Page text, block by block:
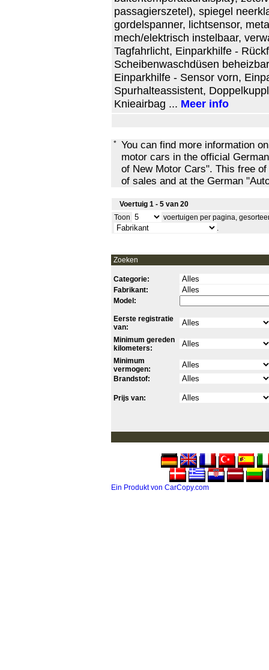
passagierszetel), spiegel
gordelspanner, lichtsensor,
mech/elektrisch instelbaar,
Tagfahrlicht, Einparkhilfe -
Scheibenwaschdüsen
Einparkhilfe - Sensor vorn,
Spurhalteassistent,
Knieairbag ... Meer info
* You can find more information
motor cars in the official
of New Motor Cars". This free
of sales and at the German
Voertuig 1 - 5 van 20
Toon
voertuigen per pagina,
.
Zoeken
Categorie:
Fabrikant:
Model:
Eerste registratie
van:
Minimum gereden
kilometers:
Minimum
vermogen:
Brandstof:
Prijs van:
Ein Produkt von CarCopy.com